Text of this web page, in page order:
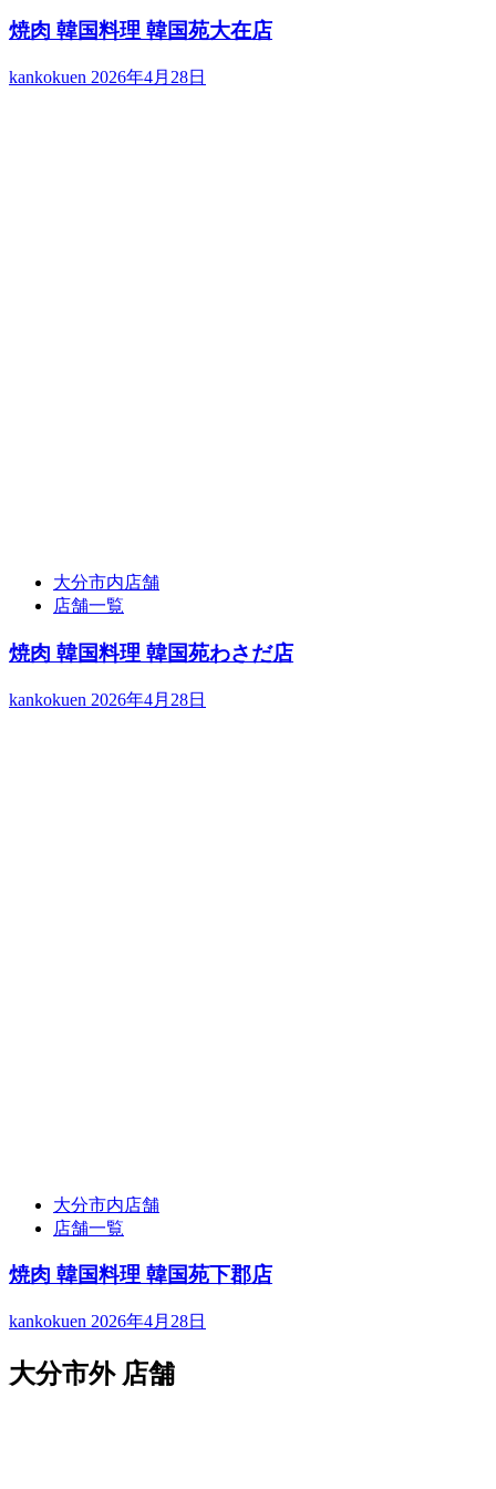
焼肉 韓国料理 韓国苑大在店
kankokuen 2026年4月28日
大分市内店舗
店舗一覧
焼肉 韓国料理 韓国苑わさだ店
kankokuen 2026年4月28日
大分市内店舗
店舗一覧
焼肉 韓国料理 韓国苑下郡店
kankokuen 2026年4月28日
大分市外 店舗